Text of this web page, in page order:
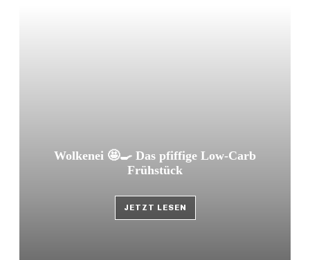
Wolkenei 🤩🍳 Das pfiffige Low-Carb
Frühstück
JETZT LESEN